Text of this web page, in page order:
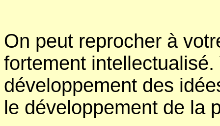
On peut reprocher à
fortement
développement des
le développement de la